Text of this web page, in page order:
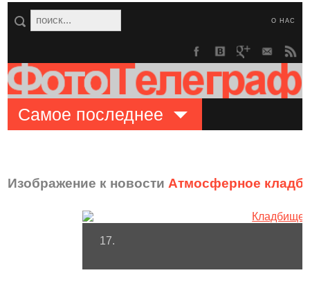
О НАС
Самое последнее
Изображение к новости Атмосферное
17.